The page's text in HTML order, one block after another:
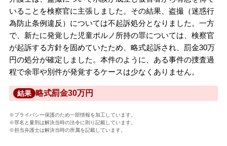
いることを検察官に主張しました。その結果、盗撮（迷惑行
為防止条例違反）については不起訴処分となりました。一方
で、新たに発覚した児童ポルノ所持の罪については、検察官
が起訴する方針を固めていたため、略式起訴され、罰金30万
円の処分が確定しました。本件のように、ある事件の捜査過
程で余罪や別件が発覚するケースは少なくありません。
結果 略式罰金30万円
※プライバシー保護のため一部情報を加工しています。
※罪名と量刑は解決当時の法令に則り記載しています。
※担当弁護士は解決当時の所属を記載しています。